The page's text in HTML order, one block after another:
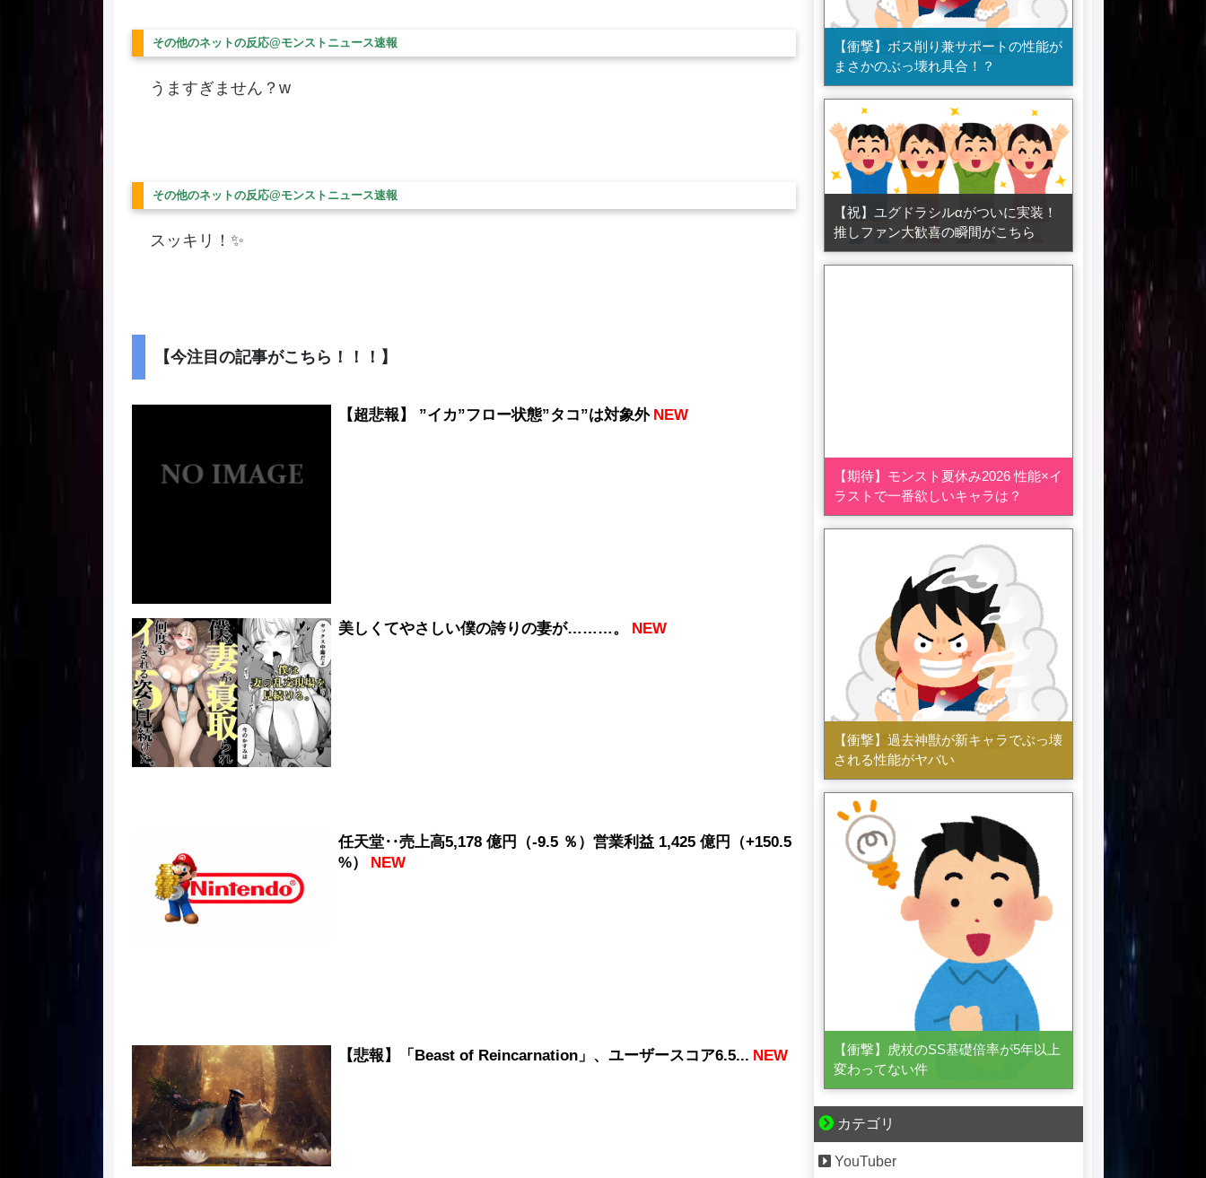
その他のネットの反応@モンストニュース速報
うますぎません？w
その他のネットの反応@モンストニュース速報
スッキリ！✨
【今注目の記事がこちら！！！】
【超悲報】 ”イカ”フロー状態”タコ”は対象外 NEW
美しくてやさしい僕の誇りの妻が………。 NEW
任天堂‥売上高5,178 億円（-9.5 ％）営業利益 1,425 億円（+150.5
%）
NEW
【悲報】「Beast of Reincarnation」、ユーザースコア6.5... NEW
【衝撃】ボス削り兼サポートの性能が
まさかのぶっ壊れ具合！？
【祝】ユグドラシルαがついに実装！
推しファン大歓喜の瞬間がこちら
【期待】モンスト夏休み2026 性能×イ
ラストで一番欲しいキャラは？
【衝撃】過去神獣が新キャラでぶっ壊
される性能がヤバい
【衝撃】虎杖のSS基礎倍率が5年以上
変わってない件
カテゴリ
YouTuber